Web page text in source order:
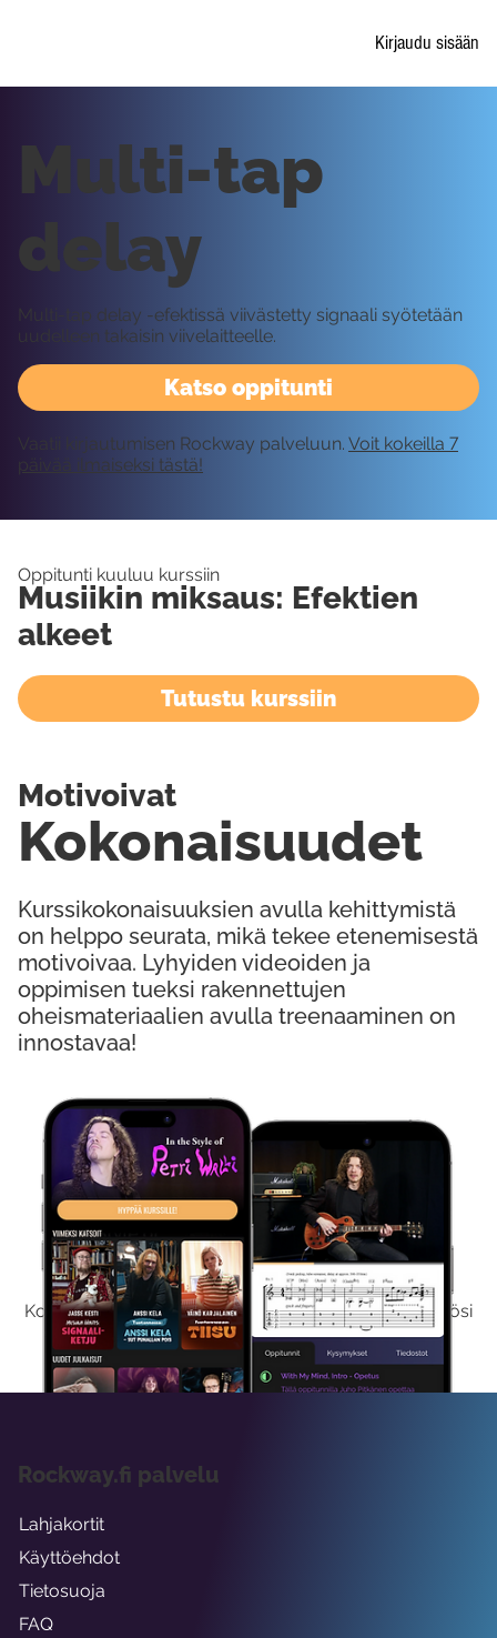
Kirjaudu sisään
Kokeile Ilmaiseksi
Kokeilemalla ilmaiseksi saat koko sisältömme käyttöösi
viikon ajaksi.
Katso oppitunti
Multi-tap
delay
Multi-tap delay -efektissä viivästetty signaali syötetään
uudelleen takaisin viivelaitteelle.
Vaatii kirjautumisen Rockway palveluun. Voit kokeilla 7
päivää ilmaiseksi tästä!
Oppitunti kuuluu kurssiin
Musiikin miksaus: Efektien
alkeet
Tutustu kurssiin
Kurssikokonaisuuksien avulla kehittymistä
on helppo seurata, mikä tekee etenemisestä
motivoivaa. Lyhyiden videoiden ja
oppimisen tueksi rakennettujen
oheismateriaalien avulla treenaaminen on
innostavaa!
Kokonaisuudet
Motivoivat
Rockway.fi palvelu
Lahjakortit
Käyttöehdot
Tietosuoja
FAQ